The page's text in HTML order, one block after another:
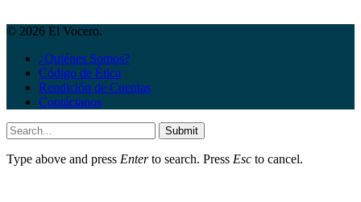
© 2026 El Vocero.
¿Quiénes Somos?
Código de Ética
Rendición de Cuentas
Contáctanos
Submit
Type above and press Enterto search. Press Esc to cancel.